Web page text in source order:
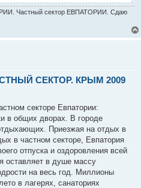
Частный сектор ЕВПАТОРИИ. Сдаю
СЕКТОР. КРЫМ 2009
секторе Евпатории:
в общих дворах. В городе
Приезжая на отдых в
в частном секторе, Евпатория
отпуска и оздоровления всей
оставляет в душе массу
на весь год. Миллионы
в лагерях, санаториях